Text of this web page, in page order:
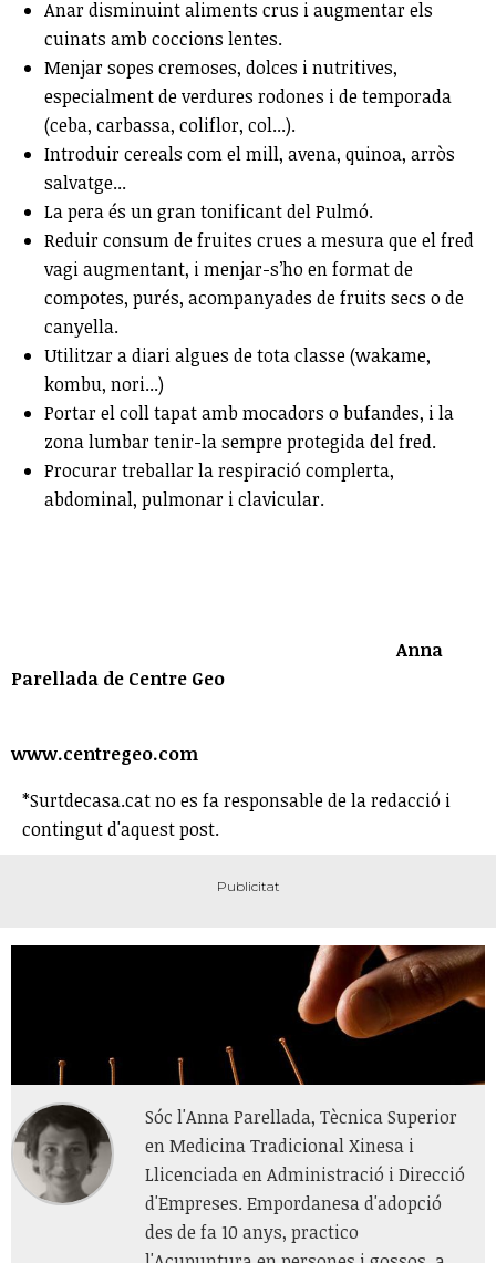
Anar disminuint aliments crus i augmentar els
cuinats amb coccions lentes.
Menjar sopes cremoses, dolces i nutritives,
especialment de verdures rodones i de temporada
(ceba, carbassa, coliflor, col...).
Introduir cereals com el mill, avena, quinoa, arròs
salvatge...
La pera és un gran tonificant del Pulmó.
Reduir consum de fruites crues a mesura que el fred
vagi augmentant, i menjar-s’ho en format de
compotes, purés, acompanyades de fruits secs o de
canyella.
Utilitzar a diari algues de tota classe (wakame,
kombu, nori...)
Portar el coll tapat amb mocadors o bufandes, i la
zona lumbar tenir-la sempre protegida del fred.
Procurar treballar la respiració complerta,
abdominal, pulmonar i clavicular.
Anna
Parellada de Centre Geo
www.centregeo.com
*Surtdecasa.cat no es fa responsable de la redacció i
contingut d'aquest post.
Sóc l'Anna Parellada, Tècnica Superior
en Medicina Tradicional Xinesa i
Llicenciada en Administració i Direcció
d'Empreses. Empordanesa d'adopció
des de fa 10 anys, practico